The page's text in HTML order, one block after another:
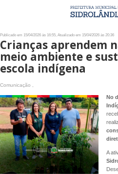
Publicado em 15/04/2026 às 16:55, Atualizado em 15/04/2026 às 20:36
Crianças aprendem
meio ambiente e
escola indígena
Comunicação ,
No
A